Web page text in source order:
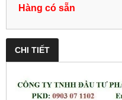
Hàng có sẵn
CHI TIẾT